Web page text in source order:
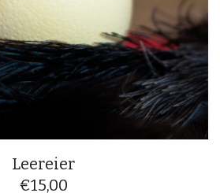
Leereier
€15,00